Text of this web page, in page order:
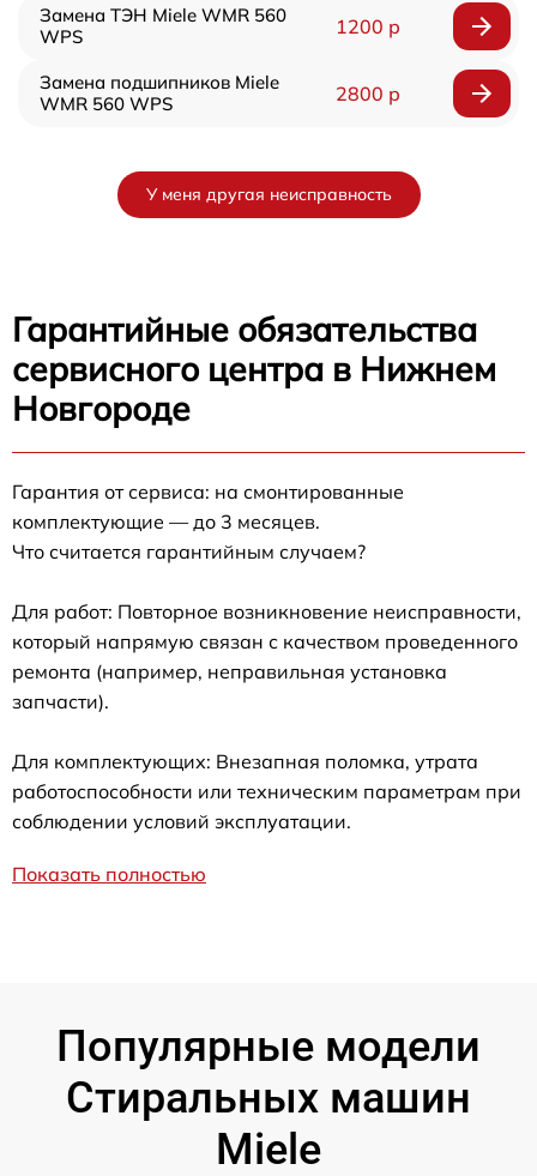
Замена ТЭН Miele WMR 560
WPS
1200 р
Замена подшипников Miele
WMR 560 WPS
2800 р
У меня другая неисправность
Гарантийные обязательства
сервисного центра в Нижнем
Новгороде
Гарантия от сервиса: на смонтированные
комплектующие — до 3 месяцев.
Что считается гарантийным случаем?
Для работ: Повторное возникновение неисправности,
который напрямую связан с качеством проведенного
ремонта (например, неправильная установка
запчасти).
Для комплектующих: Внезапная поломка, утрата
работоспособности или техническим параметрам при
соблюдении условий эксплуатации.
Показать полностью
Популярные модели
Стиральных машин
Miele